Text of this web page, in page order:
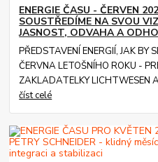
ENERGIE ČASU - ČERVEN
SOUSTŘEDÍME NA SVOU
JASNOST, ODVAHA A
PŘEDSTAVENÍ ENERGIÍ, JAK BY
ČERVNA LETOŠNÍHO ROKU -
ZAKLADATELKY LICHTWESEN
číst celé